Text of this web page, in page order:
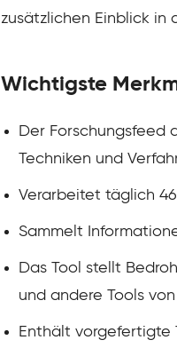
zusätzlichen Einblick in
Wichtigste
Der Forschungsfeed
Techniken und
Verarbeitet täglich
Sammelt
Das Tool stellt
und andere Tools
Enthält vorgefertigte